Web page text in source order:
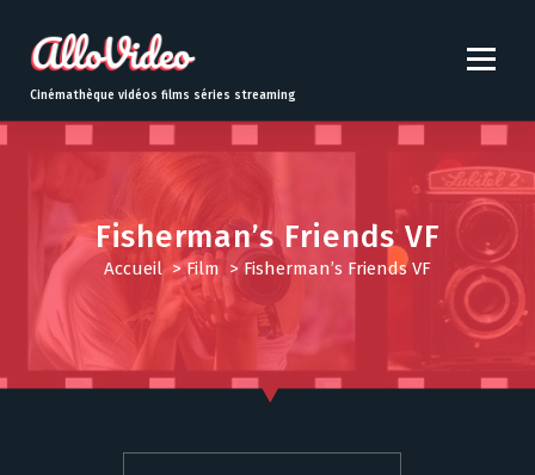
t
o
Cinémathèque vidéos films séries streaming
Fisherman’s Friends VF
Accueil>Film > Fisherman’s Friends VF